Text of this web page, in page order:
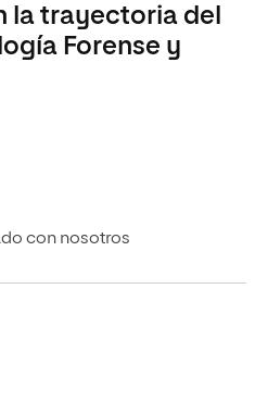
la trayectoria del
Forense y
con nosotros